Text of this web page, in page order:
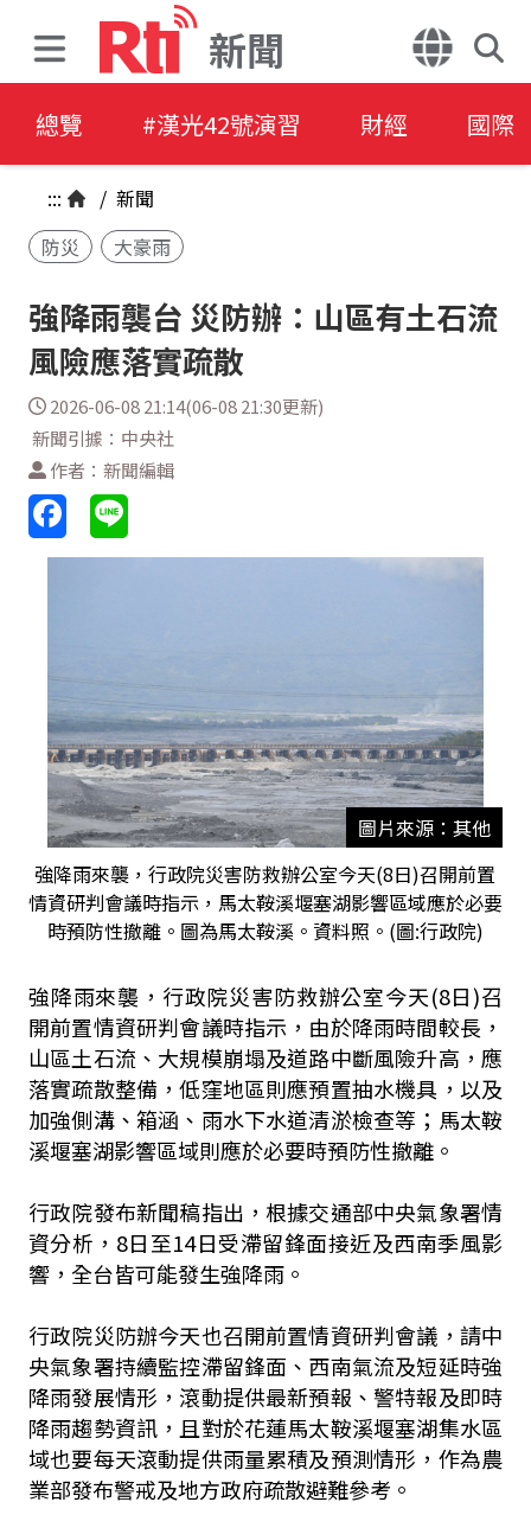
新聞
總覽 #漢光42號演習 財經 國際
::: / 新聞
防災
大豪雨
強降雨襲台 災防辦：山區有土石流
風險應落實疏散
2026-06-08 21:14(06-08 21:30更新)
新聞引據：中央社
作者：新聞編輯
圖片來源：其他
強降雨來襲，行政院災害防救辦公室今天(8日)召開前置
情資研判會議時指示，馬太鞍溪堰塞湖影響區域應於必要
時預防性撤離。圖為馬太鞍溪。資料照。(圖:行政院)
強降雨來襲，行政院災害防救辦公室今天(8日)召
開前置情資研判會議時指示，由於降雨時間較長，
山區土石流、大規模崩塌及道路中斷風險升高，應
落實疏散整備，低窪地區則應預置抽水機具，以及
加強側溝、箱涵、雨水下水道清淤檢查等；馬太鞍
溪堰塞湖影響區域則應於必要時預防性撤離。
行政院發布新聞稿指出，根據交通部中央氣象署情
資分析，8日至14日受滯留鋒面接近及西南季風影
響，全台皆可能發生強降雨。
行政院災防辦今天也召開前置情資研判會議，請中
央氣象署持續監控滯留鋒面、西南氣流及短延時強
降雨發展情形，滾動提供最新預報、警特報及即時
降雨趨勢資訊，且對於花蓮馬太鞍溪堰塞湖集水區
域也要每天滾動提供雨量累積及預測情形，作為農
業部發布警戒及地方政府疏散避難參考。